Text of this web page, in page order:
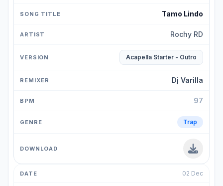
Tamo Lindo
Rochy RD
Acapella Starter - Outro
Dj Varilla
97
Trap
02 Dec